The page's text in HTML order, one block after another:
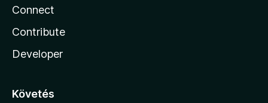
Connect
Contribute
Developer
Követés